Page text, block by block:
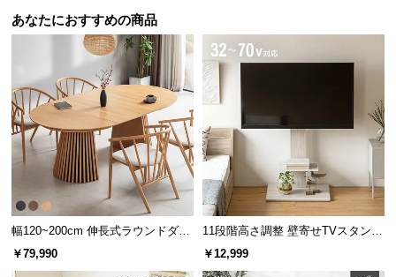
あなたにおすすめの商品
幅120~200cm 伸長式ラウンドダイ
ニングテーブル 6人掛け 天然木突
￥79,990
11段階高さ調整 壁寄せTVスタンド
キャスター付き 上下左右角度調節
￥12,999